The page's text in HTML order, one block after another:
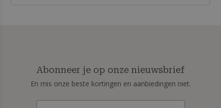
Abonneer je op onze nieuwsbrief
En mis onze beste kortingen en aanbiedingen niet.